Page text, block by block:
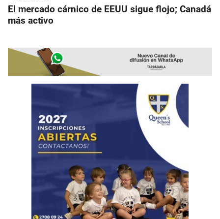
El mercado cárnico de EEUU sigue flojo; Canadá
más activo